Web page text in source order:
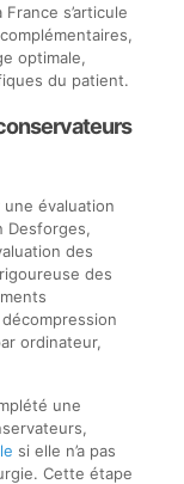
s’articule
optimale,
du patient.
une évaluation
Desforges,
des
des
ordinateur,
une
si elle n’a pas
Cette étape